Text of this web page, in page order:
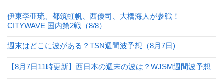
伊東李亜琉、都筑虹帆、西優司、大橋海人が参戦！
CITYWAVE 国内第2戦（8/8）
週末はどこに波がある？TSN週間波予想（8月7日)
【8月7日11時更新】西日本の週末の波は？WJSM週間波予想